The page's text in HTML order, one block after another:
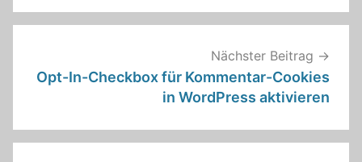
Nächster Beitrag
Opt-In-Checkbox für Kommentar-Cookies
in WordPress aktivieren